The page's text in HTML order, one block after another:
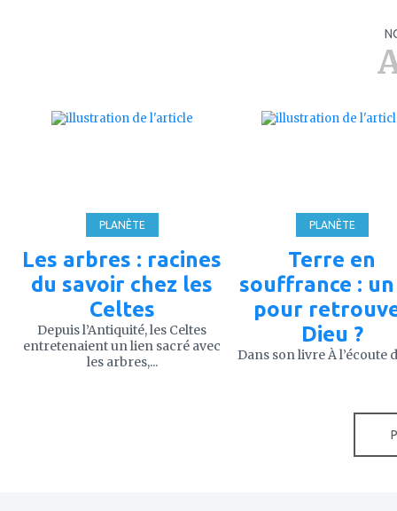
PLANÈTE
Les arbres : racines
du savoir chez les
Celtes
Depuis l’Antiquité, les Celtes
entretenaient un lien sacré avec
les arbres,...
PLANÈTE
Terre en
souffrance :
pour
Dieu ?
Dans son livre À l’écoute